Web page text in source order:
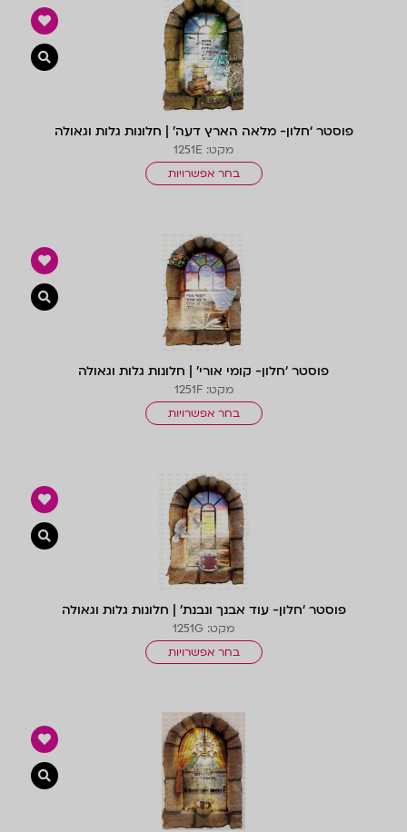
פוסטר ‘חלון- מלאה הארץ דעה’ | חלונות גלות וגאולה
מקט: 1251E
בחר אפשרויות
פוסטר ‘חלון- קומי אורי’ | חלונות גלות וגאולה
מקט: 1251F
בחר אפשרויות
פוסטר ‘חלון- עוד אבנך ונבנת’ | חלונות גלות וגאולה
מקט: 1251G
בחר אפשרויות